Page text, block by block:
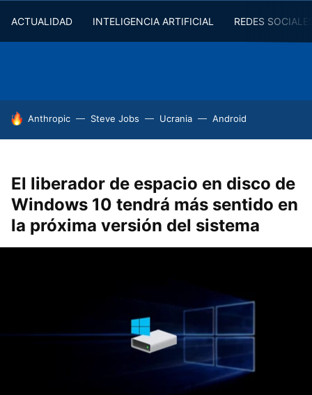
ACTUALIDAD INTELIGENCIA ARTIFICIAL REDES
HOY SE HABLA DE
Anthropic Steve Jobs Ucrania Android
El liberador de espacio en disco de
Windows 10 tendrá más sentido en
la próxima versión del sistema